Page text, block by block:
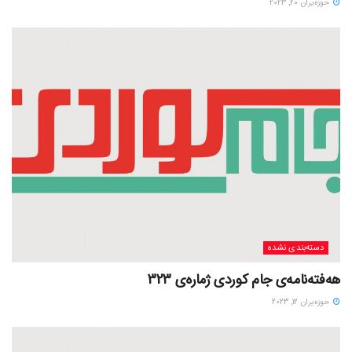
حوزه‌یران 20, 2023
دسته‌بندی نشده
هەفتەنامەی جام کوردی ژمارەی 323
حوزه‌یران 12, 2023